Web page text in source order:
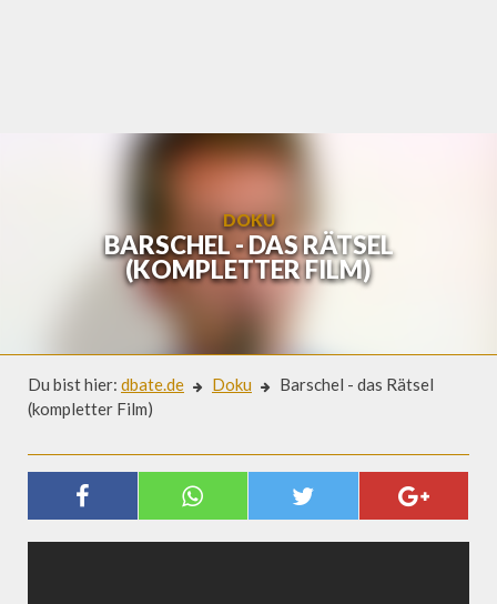
DOKU
BARSCHEL - DAS RÄTSEL
(KOMPLETTER FILM)
Du bist hier: dbate.de Doku
Barschel - das Rätsel
(kompletter Film)
BARSCHEL - DAS RÄTSEL
(KOMPLETTER FILM)